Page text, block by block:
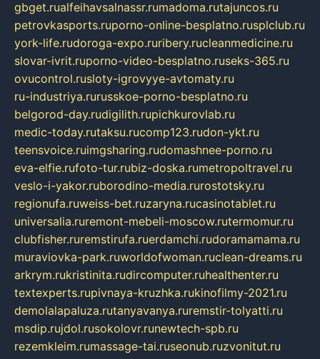
gbget.rualfeihavsalnassr.rumadoma.rutajuncos.ru
petrovkasports.ruporno-online-besplatno.rusplclub.ru
york-life.rudoroga-expo.ruribery.rucleanmedicine.ru
slovar-ivrit.ruporno-video-besplatno.ruseks-365.ru
ovucontrol.rusloty-igrovyye-avtomaty.ru
ru-industriya.rurusskoe-porno-besplatno.ru
belgorod-day.rudigilith.rupichkurovlab.ru
medic-today.rutaksu.rucomp123.rudon-ykt.ru
teensvoice.ruimgsharing.rudomashnee-porno.ru
eva-elfie.rufoto-tur.rubiz-doska.rumetropoltravel.ru
veslo-i-yakor.ruborodino-media.rurostotsky.ru
regionufa.ruweiss-bet.ruzaryna.rucasinotablet.ru
universalia.ruremont-mebeli-moscow.rutermomur.ru
clubfisher.ruremstirufa.ruerdamchi.rudoramamama.ru
muraviovka-park.ruworldofwoman.ruclean-dreams.ru
arkrym.rukristinita.rudircomputer.ruhealthenter.ru
textexperts.rupivnaya-kruzhka.rukinofilmy-2021.ru
demolalapaluza.rutanyavanya.ruremstir-tolyatti.ru
msdip.rujdol.rusokolovr.runewtech-spb.ru
rezemkleim.rumassage-tai.ruseonub.ruzvonitut.ru